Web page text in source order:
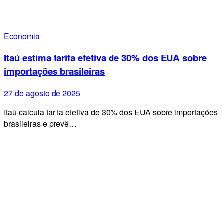
Economia
Itaú estima tarifa efetiva de 30% dos EUA sobre
importações brasileiras
27 de agosto de 2025
Itaú calcula tarifa efetiva de 30% dos EUA sobre importações
brasileiras e prevê…